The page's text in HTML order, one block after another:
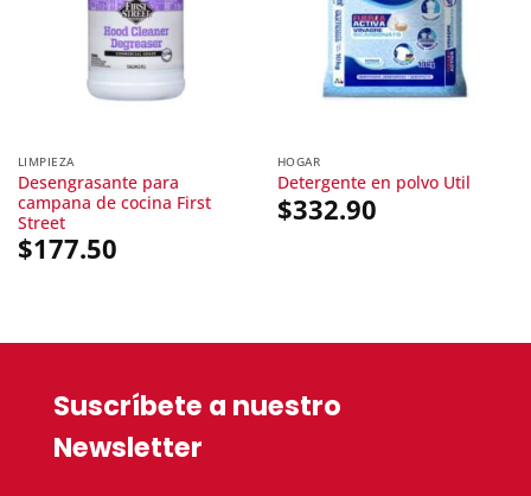
LIMPIEZA
Desengrasante para
campana de cocina First
Street
$177.50
HOGAR
Detergente en polvo Util
$332.90
Suscríbete a nuestro
Newsletter